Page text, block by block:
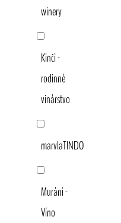
winery
Kinči -
rodinné
vinárstvo
marvlaTINDO
Muráni -
Víno